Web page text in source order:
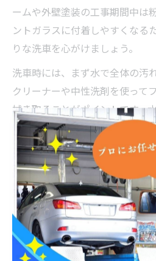
ームや外壁塗装の工事期間中は
ントガラスに付着しやすくなる
りな洗車を心がけましょう。
洗車時には、まず水で全体の汚
クリーナーや中性洗剤を使って
拭き取ることがポイントです。
合は、専用の除去剤を使い、最
とで雨の日でも視界がクリアに
また、洗車後はマイクロファイ
上げることで、細かな傷や水滴
質や気候に合わせた洗車用品を
さを維持するコツです。